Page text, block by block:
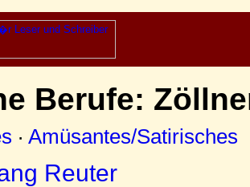
Berufe:
· Amüsantes/Satirisches
Reuter